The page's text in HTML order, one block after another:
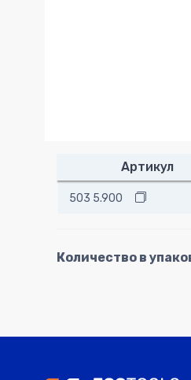
Артикул
503 5.900
Количество в